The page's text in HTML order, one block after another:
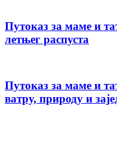
Путоказ за маме и
летњег распуста
Путоказ за маме и
ватру, природу и